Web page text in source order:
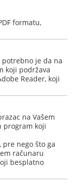
formatu,
potrebno je da na
koji podržava
Reader, koji
na Vašem
program koji
nego što ga
računaru
besplatno